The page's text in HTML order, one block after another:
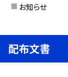
お知らせ
配布文書